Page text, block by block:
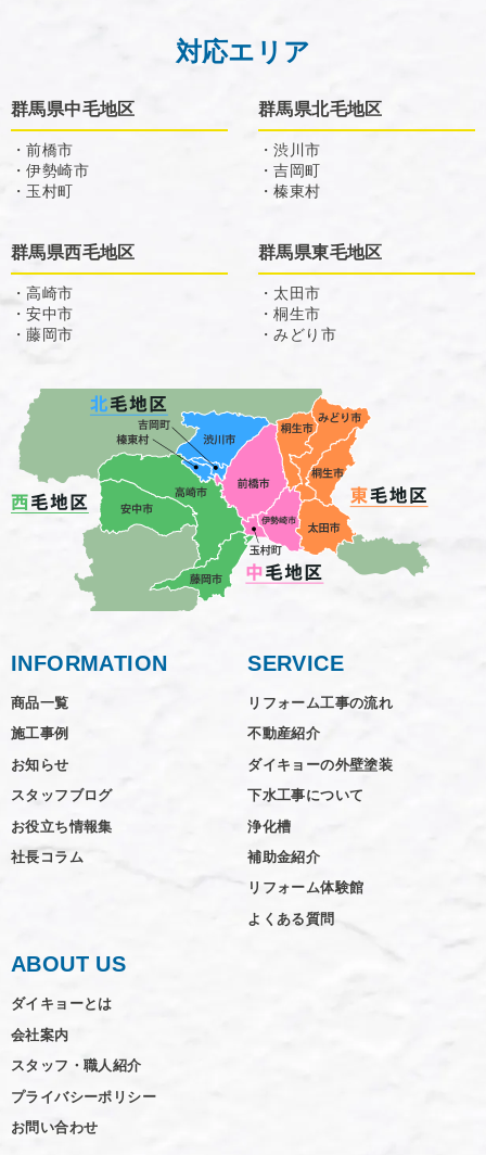
対応エリア
群馬県中毛地区
・前橋市
・伊勢崎市
・玉村町
群馬県北毛地区
・渋川市
・吉岡町
・榛東村
群馬県西毛地区
・高崎市
・安中市
・藤岡市
群馬県東毛地区
・太田市
・桐生市
・みどり市
INFORMATION
商品一覧
施工事例
お知らせ
スタッフブログ
お役立ち情報集
社長コラム
SERVICE
リフォーム工事の流れ
不動産紹介
ダイキョーの外壁塗装
下水工事について
浄化槽
補助金紹介
リフォーム体験館
よくある質問
ABOUT US
ダイキョーとは
会社案内
スタッフ・職人紹介
プライバシーポリシー
お問い合わせ